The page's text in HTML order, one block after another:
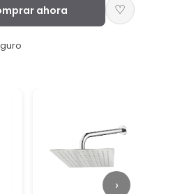
ahora ♡
›